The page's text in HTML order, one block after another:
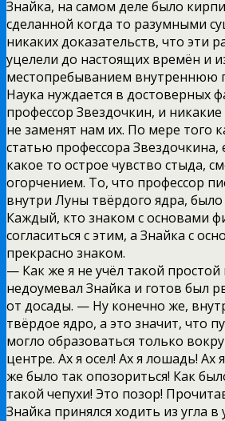
Знайка, на самом деле было
сделанной когда то разумными
никаких доказательств, что эти
уцелели до настоящих времён и
местопребыванием внутреннюю
Наука нуждается в достоверных
профессор Звездочкин, и
не заменят нам их. По мере того
статью профессора Звездочкина,
какое то острое чувство стыда,
огорчением. То, что профессор
внутри Луны твёрдого ядра,
Каждый, кто знаком с основами
согласиться с этим, а Знайка с
прекрасно знаком.
— Как же я не учёл такой
недоумевал Знайка и готов был
от досады. — Ну конечно же,
твёрдое ядро, а это значит, что
могло образоваться только
центре. Ах я осел! Ах я лошадь! Ах
же было так опозориться! Как
такой чепухи! Это позор!
Знайка принялся ходить из угла